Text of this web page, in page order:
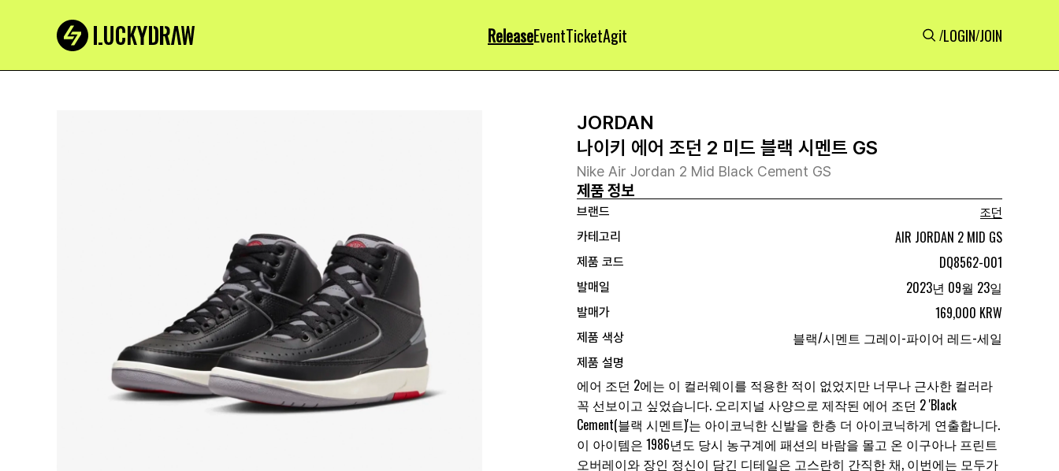
ReleaseEventTicketAgit /LOGIN/JOIN
JORDAN
나이키 에어 조던 2 미드 블랙 시멘트 GS
Nike Air Jordan 2 Mid Black Cement GS
제품 정보
브랜드
조던
카테고리
AIR JORDAN 2 MID GS
제품 코드 DQ8562-001
발매일 2023년 09월 23일
발매가 169,000 KRW
제품 색상 블랙/시멘트 그레이-파이어 레드-세일
제품 설명
에어 조던 2에는 이 컬러웨이를 적용한 적이 없었지만 너무나 근사한 컬러라
꼭 선보이고 싶었습니다. 오리지널 사양으로 제작된 에어 조던 2 'Black
Cement(블랙 시멘트)'는 아이코닉한 신발을 한층 더 아이코닉하게 연출합니다.
이 아이템은 1986년도 당시 농구계에 패션의 바람을 몰고 온 이구아나 프린트
오버레이와 장인 정신이 담긴 디테일은 고스란히 간직한 채, 이번에는 모두가